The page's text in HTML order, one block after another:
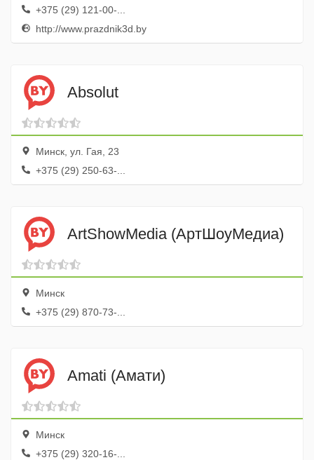
+375 (29) 121-00-...
http://www.prazdnik3d.by
Absolut
Минск, ул. Гая, 23
+375 (29) 250-63-...
ArtShowMedia (АртШоуМедиа)
Минск
+375 (29) 870-73-...
Amati (Амати)
Минск
+375 (29) 320-16-...